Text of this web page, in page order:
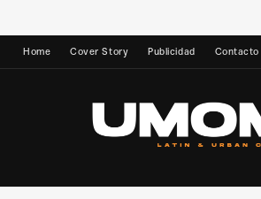
Home Cover Story Publicidad Contacto